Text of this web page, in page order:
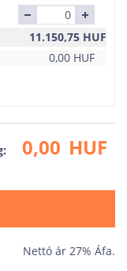
11.150,75 HUF
0,00 HUF
0,00 HUF
Nettó ár 27% Áfa.